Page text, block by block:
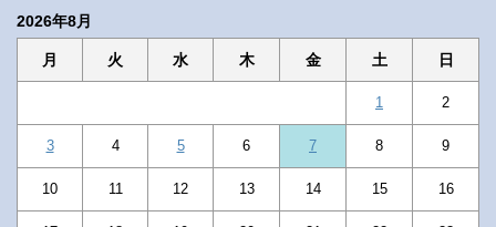
2026年8月
月 火 水 木 金 土 日
1 2
3 4 5 6 7 8 9
10 11 12 13 14 15 16